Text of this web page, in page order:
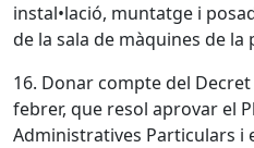
instal•lació, muntatge i
de la sala de màquines de la
16. Donar compte del
febrer, que resol aprovar el
Administratives Particulars i